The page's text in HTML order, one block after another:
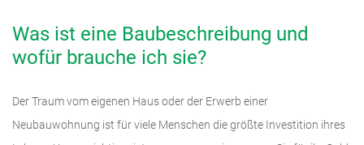
Was ist eine Baubeschreibung und
wofür brauche ich sie?
Der Traum vom eigenen Haus oder der Erwerb einer
Neubauwohnung ist für viele Menschen die größte Investition ihres